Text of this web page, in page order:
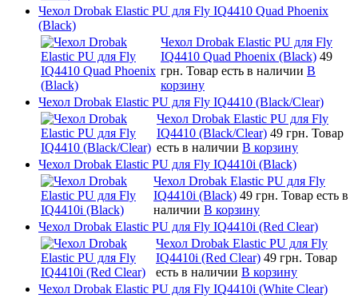
Чехол Drobak Elastic PU для Fly IQ4410 Quad Phoenix
(Black)
Чехол Drobak Elastic PU для Fly
IQ4410 Quad Phoenix (Black) 49
грн. Товар есть в наличии В
корзину
Чехол Drobak Elastic PU для Fly IQ4410 (Black/Clear)
Чехол Drobak Elastic PU для Fly
IQ4410 (Black/Clear) 49 грн. Товар
есть в наличии В корзину
Чехол Drobak Elastic PU для Fly IQ4410i (Black)
Чехол Drobak Elastic PU для Fly
IQ4410i (Black) 49 грн. Товар есть в
наличии В корзину
Чехол Drobak Elastic PU для Fly IQ4410i (Red Clear)
Чехол Drobak Elastic PU для Fly
IQ4410i (Red Clear) 49 грн. Товар
есть в наличии В корзину
Чехол Drobak Elastic PU для Fly IQ4410i (White Clear)